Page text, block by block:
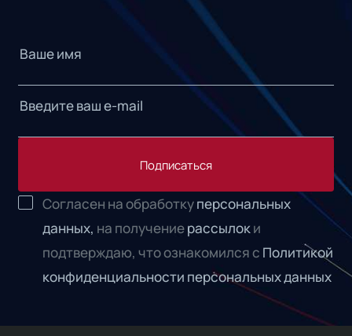
Подписаться
Согласен на обработкуперсональных
данных, на получениерассылоки
подтверждаю, что ознакомился с Политикой
конфиденциальности персональных данных